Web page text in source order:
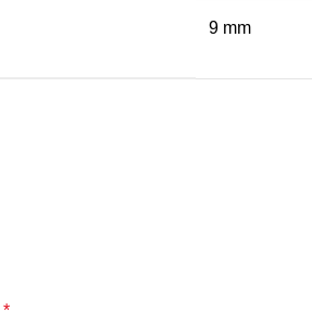
9 mm
*